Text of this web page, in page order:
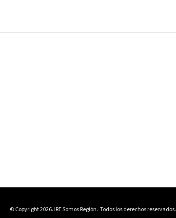
© Copyright 2026. IRE Somos Región. Todos los derechos reservados.